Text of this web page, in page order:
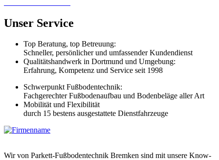
Unser Service
Top Beratung, top Betreuung:
Schneller, persönlicher und umfassender Kundendienst
Qualitätshandwerk in Dortmund und Umgebung:
Erfahrung, Kompetenz und Service seit 1998
Schwerpunkt Fußbodentechnik:
Fachgerechter Fußbodenaufbau und Bodenbeläge aller Art
Mobilität und Flexibilität
durch 15 bestens ausgestattete Dienstfahrzeuge
Wir von Parkett-Fußbodentechnik Bremken sind mit unsere Know-